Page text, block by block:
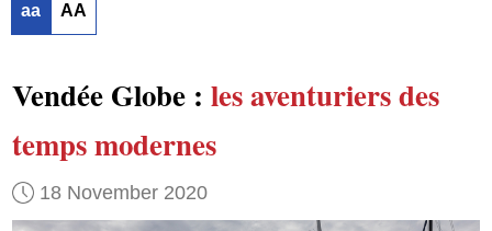
aa AA
Vendée Globe : les aventuriers des
temps modernes
18 November 2020